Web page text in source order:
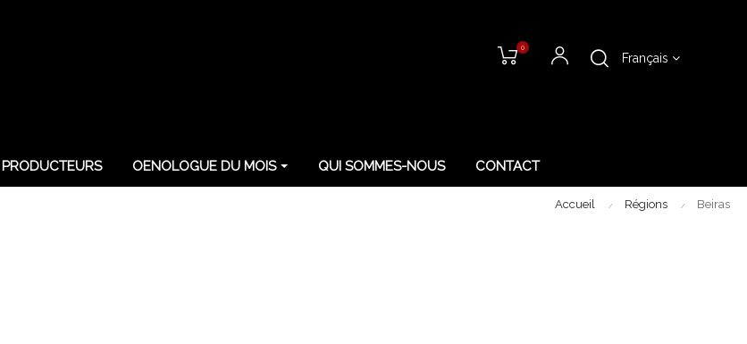
Français
0
PRODUCTEURS OENOLOGUE DU MOIS QUI SOMMES-NOUS CONTACT
Accueil Régions Beiras